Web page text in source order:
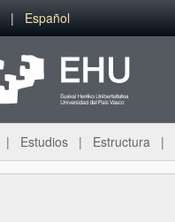
Español
Estudios Estructura